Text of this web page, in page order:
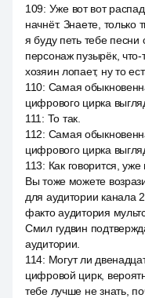
109: Уже вот вот
начнёт. Знаете,
я буду петь тебе
персонаж пузырёк,
хозяин лопает, ну то
110: Самая
цифрового цирка
111 : То так.
112: Самая
цифрового цирка
113: Как говорится,
Вы тоже можете
для аудитории канала
факто аудитория
Смил гудвин
аудитории.
114: Могут ли
цифровой цирк,
тебе лучше не знать,